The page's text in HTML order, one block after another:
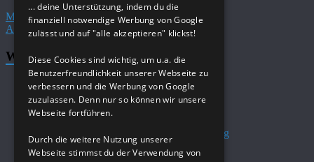
Microsoft 365 / Office
Aktuelle Versionen
Windows Tutorials im Wiki
Windows 11 Tutorials von A-Z
Windows 11 Boot und Login‎
Windows 11 Desktop Datei Explorer
Windows 11 Reparatur und Fehlerbehebung
Windows 10 Tutorials von A-Z
... deine Unterstützung, indem du die
finanziell notwendige Werbung von Google
zulässt und auf "alle akzeptieren" klickst!
Diese Cookies sind wichtig, um u.a. die
Benutzerfreundlichkeit unserer Webseite zu
verbessern und die Werbung von Google
zuzulassen. Denn nur so können wir unsere
Webseite fortführen.
Durch die weitere Nutzung unserer
Webseite stimmst du der Verwendung von